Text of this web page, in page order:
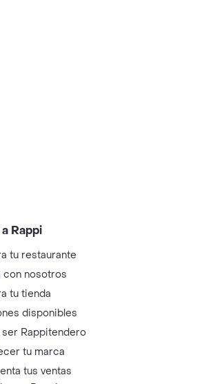
Rappi
tu restaurante
con nosotros
tu tienda
disponibles
Rappitendero
tu marca
tus ventas